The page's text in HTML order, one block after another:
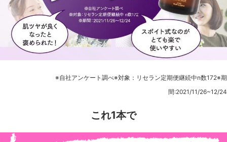
※自社アンケート調べ※対象：リセラン定期便継続中n数172※期
間:2021/11/26~12/24
これ1本で